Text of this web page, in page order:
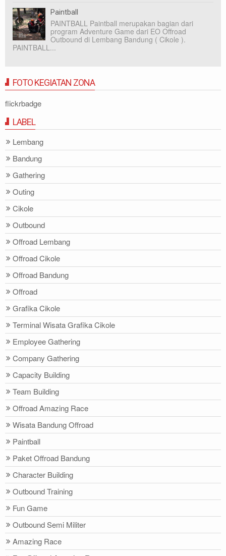
Paintball
PAINTBALL Paintball merupakan bagian dari
program Adventure Game dari EO Offroad
Outbound di Lembang Bandung ( Cikole ).
PAINTBALL...
FOTO KEGIATAN ZONA
flickrbadge
LABEL
Lembang
Bandung
Gathering
Outing
Cikole
Outbound
Offroad Lembang
Offroad Cikole
Offroad Bandung
Offroad
Grafika Cikole
Terminal Wisata Grafika Cikole
Employee Gathering
Company Gathering
Capacity Building
Team Building
Offroad Amazing Race
Wisata Bandung Offroad
Paintball
Paket Offroad Bandung
Character Building
Outbound Training
Fun Game
Outbound Semi Militer
Amazing Race